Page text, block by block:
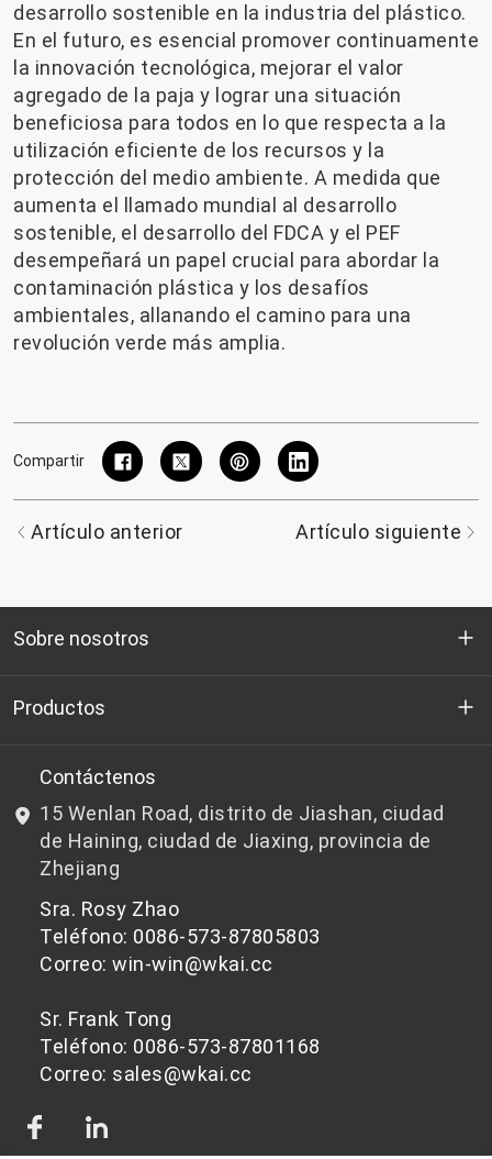
desarrollo sostenible en la industria del plástico.
En el futuro, es esencial promover continuamente
la innovación tecnológica, mejorar el valor
agregado de la paja y lograr una situación
beneficiosa para todos en lo que respecta a la
utilización eficiente de los recursos y la
protección del medio ambiente. A medida que
aumenta el llamado mundial al desarrollo
sostenible, el desarrollo del FDCA y el PEF
desempeñará un papel crucial para abordar la
contaminación plástica y los desafíos
ambientales, allanando el camino para una
revolución verde más amplia.
Compartir
Artículo anterior Artículo siguiente
Sobre nosotros
Quienes somos
I+D
Noticias y Eventos
política de privacidad
Productos
Chips de PET aptos para botellas
Chips de PET que no son aptos para botellas
Contáctenos
15 Wenlan Road, distrito de Jiashan, ciudad
de Haining, ciudad de Jiaxing, provincia de
Zhejiang
Sra. Rosy Zhao
Teléfono: 0086-573-87805803
Correo: win-win@wkai.cc
Sr. Frank Tong
Teléfono: 0086-573-87801168
Correo: sales@wkai.cc